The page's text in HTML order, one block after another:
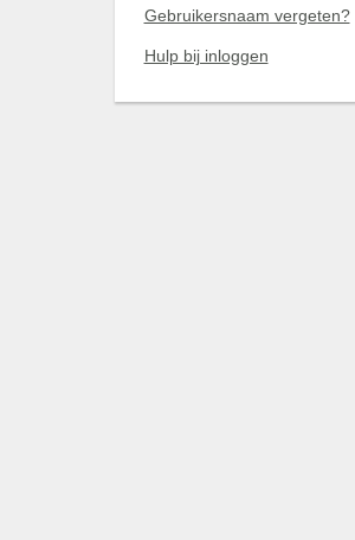
Gebruikersnaam vergeten?
Hulp bij inloggen